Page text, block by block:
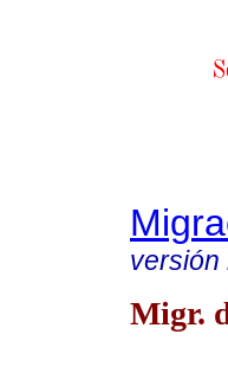
versión
Migr.